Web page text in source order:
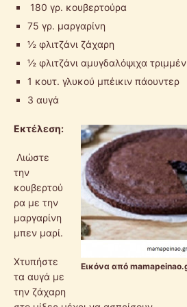
180 γρ. κουβερτούρα
75 γρ. μαργαρίνη
½ φλιτζάνι ζάχαρη
½ φλιτζάνι αμυγδαλόψιχα
1 κουτ. γλυκού μπέικιν πάουντερ
3 αυγά
Εικόνα από
Εκτέλεση:
Λιώστε
την
κουβερτού
ρα με την
μαργαρίνη
μπεν μαρί.
Χτυπήστε
τα αυγά με
την ζάχαρη